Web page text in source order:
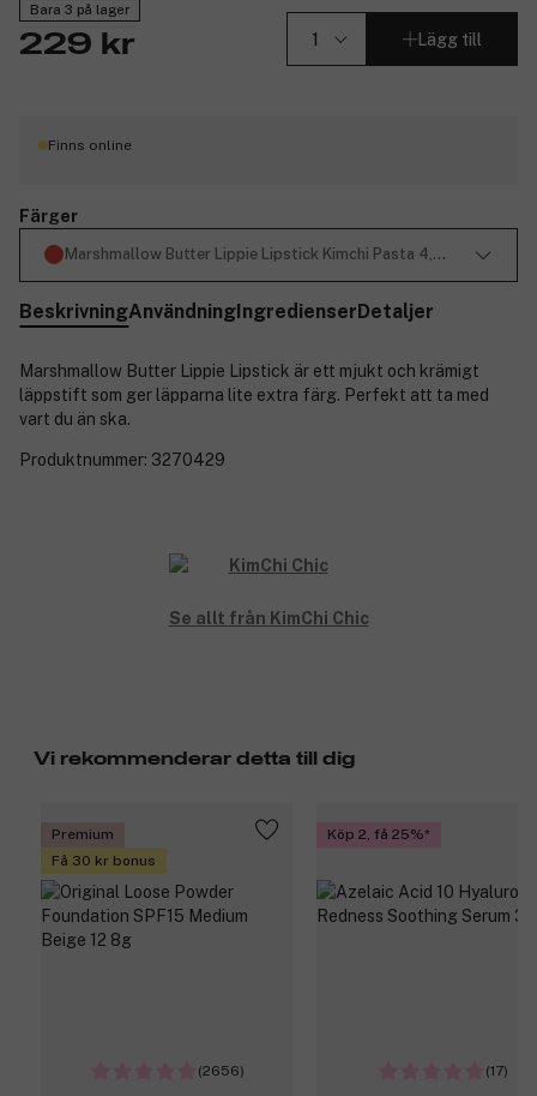
Bara 3 på lager
229 kr Lägg till
Finns online
Färger
Marshmallow Butter Lippie Lipstick Kimchi Pasta 4,2 g
BeskrivningAnvändningIngredienserDetaljer
Marshmallow Butter Lippie Lipstick är ett mjukt och krämigt
läppstift som ger läpparna lite extra färg. Perfekt att ta med
vart du än ska.
Produktnummer: 3270429
Se allt från KimChi Chic
Vi rekommenderar detta till dig
Premium
Få 30 kr bonus
(2656)
Köp 2, få 25%
(17)